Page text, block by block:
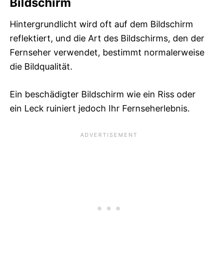
Hintergrundlicht wird oft auf dem Bildschirm
reflektiert, und die Art des Bildschirms, den der
Fernseher verwendet, bestimmt normalerweise
die Bildqualität.
Ein beschädigter Bildschirm wie ein Riss oder
ein Leck ruiniert jedoch Ihr Fernseherlebnis.